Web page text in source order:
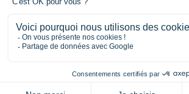
© Euroregion Nouvelle-Aquitaine Euskadi Navarra |